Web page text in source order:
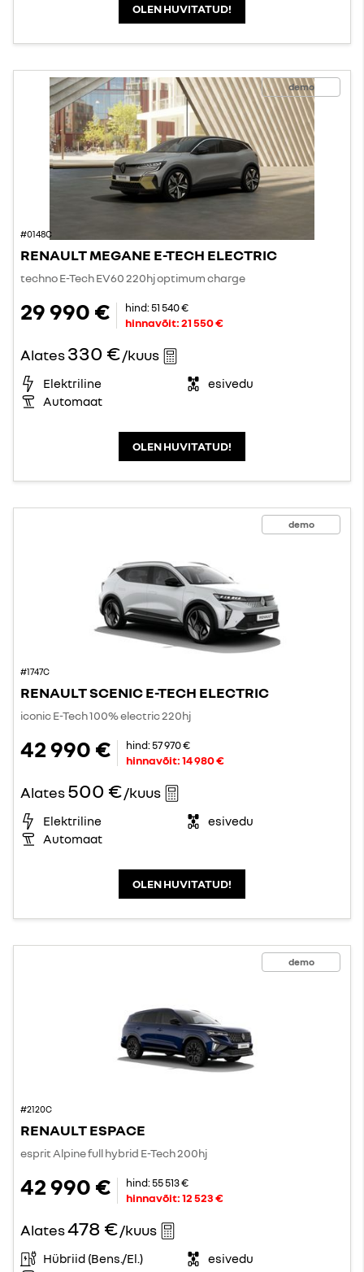
OLEN HUVITATUD!
demo
#0148C
RENAULT MEGANE E-TECH ELECTRIC
techno E-Tech EV60 220hj optimum charge
29 990 € hind:51 540 €
hinnavõit:21 550 €
Alates330 €/kuus
Elektriline
esivedu
Automaat
OLEN HUVITATUD!
demo
#1747C
RENAULT SCENIC E-TECH ELECTRIC
iconic E-Tech 100% electric 220hj
42 990 € hind:57 970 €
hinnavõit:14 980 €
Alates500 €/kuus
Elektriline
esivedu
Automaat
OLEN HUVITATUD!
demo
#2120C
RENAULT ESPACE
esprit Alpine full hybrid E-Tech 200hj
42 990 € hind:55 513 €
hinnavõit:12 523 €
Alates478 €/kuus
Hübriid (Bens./El.)
esivedu